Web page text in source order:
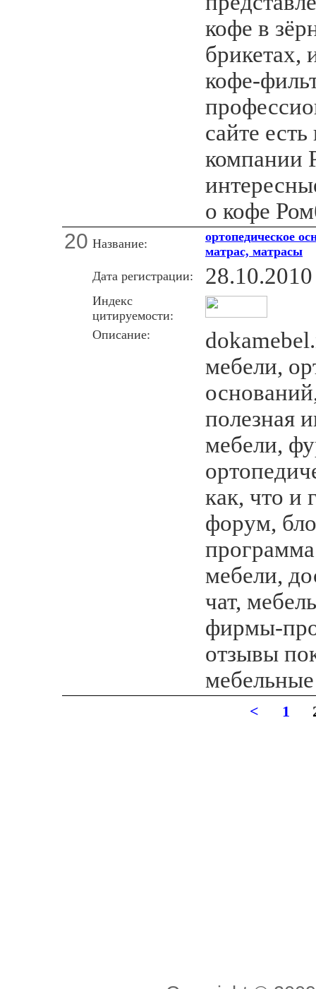
кофе в
брикетах,
кофе-
сайте
компании
о кофе
20 Название:
ортопедическое
матрас, матрасы
Дата регистрации:
28.10.2010
Индекс
цитируемости:
Описание:
мебели,
полезная
мебели,
как, что и
форум,
мебели,
чат,
фирмы-
отзывы
< 1